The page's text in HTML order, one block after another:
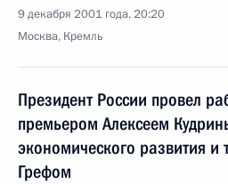
9 декабря 2001 года, 20:20
Москва, Кремль
Президент России провел
премьером Алексеем
экономического развития и
Грефом